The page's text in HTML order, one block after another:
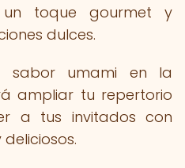
un toque gourmet y
dulces.
sabor umami en la
ampliar tu repertorio
a tus invitados con